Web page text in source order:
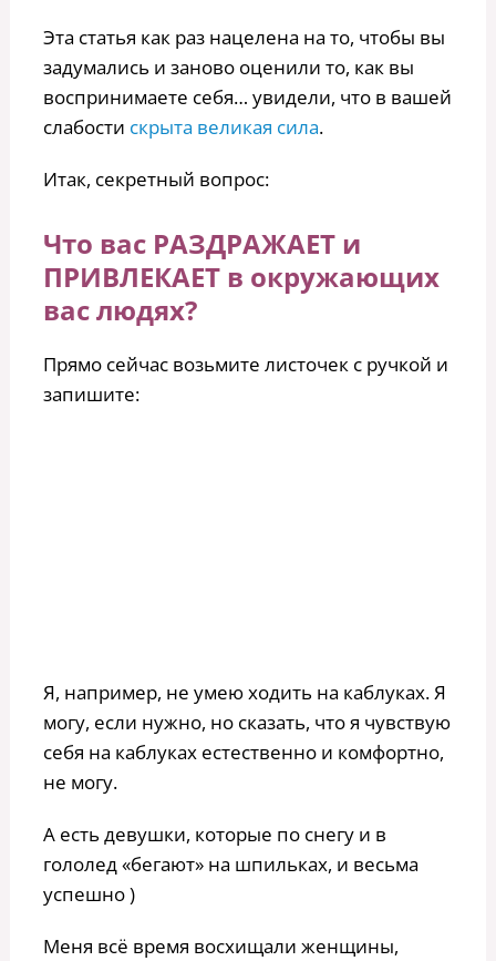
Эта статья как раз нацелена на то, чтобы вы
задумались и заново оценили то, как вы
воспринимаете себя… увидели, что в вашей
слабости скрыта великая сила.
Итак, секретный вопрос:
Что вас РАЗДРАЖАЕТ и
ПРИВЛЕКАЕТ в окружающих
вас людях?
Прямо сейчас возьмите листочек с ручкой и
запишите:
Я, например, не умею ходить на каблуках. Я
могу, если нужно, но сказать, что я чувствую
себя на каблуках естественно и комфортно,
не могу.
А есть девушки, которые по снегу и в
гололед «бегают» на шпильках, и весьма
успешно )
Меня всё время восхищали женщины,